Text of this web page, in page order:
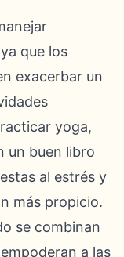
que los
exacerbar un
yoga,
un buen libro
al estrés y
más propicio.
se combinan
a las